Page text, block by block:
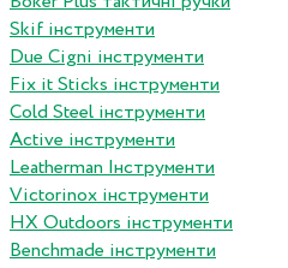
Skif інструменти
Due Cigni інструменти
Fix it Sticks інструменти
Сold Steel інструменти
Active інструменти
Leatherman Інструменти
Victorinox інструменти
HX Outdoors інструменти
Benchmade інструменти